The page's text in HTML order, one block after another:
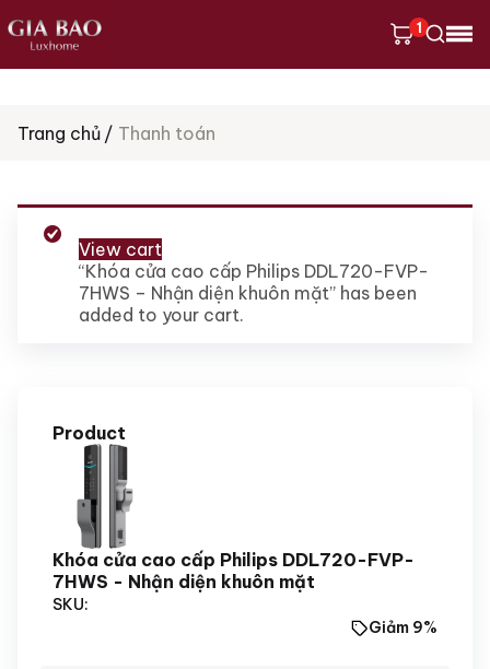
1
kiếm
Trang chủ Thanh toán
“Khóa cửa cao cấp Philips DDL720-FVP-
7HWS – Nhận diện khuôn mặt” has been
added to your cart.
View cart
Khóa cửa cao cấp Philips DDL720-FVP-
7HWS - Nhận diện khuôn mặt
SKU:
Giảm 9%